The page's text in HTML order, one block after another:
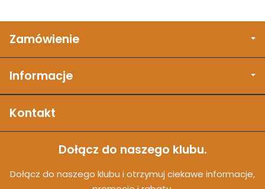
Zamówienie
Informacje
Kontakt
Dołącz do naszego klubu.
Dołącz do naszego klubu i otrzymuj ciekawe informacje,